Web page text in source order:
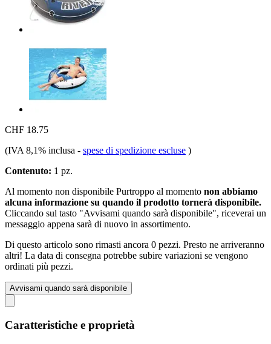
CHF 18.75
(IVA 8,1% inclusa - spese di spedizione escluse )
Contenuto: 1 pz.
Al momento non disponibile Purtroppo al momento non abbiamo
alcuna informazione su quando il prodotto tornerà disponibile.
Cliccando sul tasto "Avvisami quando sarà disponibile", riceverai un
messaggio appena sarà di nuovo in assortimento.
Di questo articolo sono rimasti ancora 0 pezzi. Presto ne arriveranno
altri! La data di consegna potrebbe subire variazioni se vengono
ordinati più pezzi.
Avvisami quando sarà disponibile
Caratteristiche e proprietà